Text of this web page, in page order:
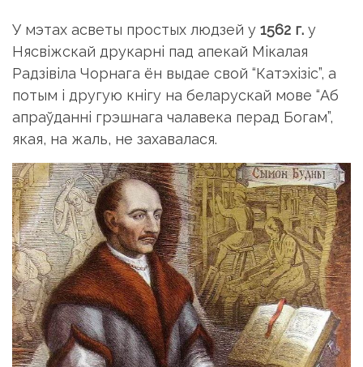
У мэтах асветы простых людзей у 1562 г. у
Нясвiжскай друкарнi пад апекай Мiкалая
Радзiвiла Чорнага ён выдае свой “Катэхiзiс”, а
потым i другую кнiгу на беларускай мове “Аб
апраўданнi грэшнага чалавека перад Богам”,
якая, на жаль, не захавалася.